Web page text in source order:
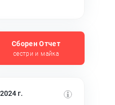
Сборен Отчет
сестри и майка
г.